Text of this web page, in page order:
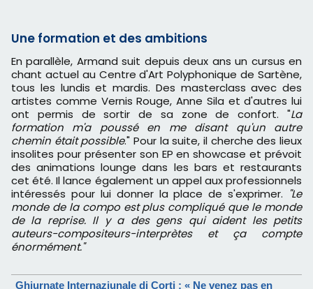
Une formation et des ambitions
En parallèle, Armand suit depuis deux ans un cursus en
chant actuel au Centre d'Art Polyphonique de Sartène,
tous les lundis et mardis. Des masterclass avec des
artistes comme Vernis Rouge, Anne Sila et d'autres lui
ont permis de sortir de sa zone de confort. "La
formation m'a poussé en me disant qu'un autre
chemin était possible." Pour la suite, il cherche des lieux
insolites pour présenter son EP en showcase et prévoit
des animations lounge dans les bars et restaurants
cet été. Il lance également un appel aux professionnels
intéressés pour lui donner la place de s'exprimer. "Le
monde de la compo est plus compliqué que le monde
de la reprise. Il y a des gens qui aident les petits
auteurs-compositeurs-interprètes et ça compte
énormément."
Ghjurnate Internaziunale di Corti : « Ne venez pas en